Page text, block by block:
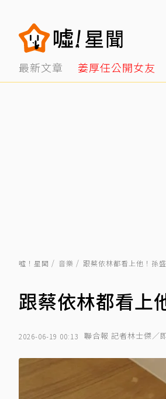
最新文章 姜厚任公開女友
噓！星聞 音樂 跟蔡依林都看上他！孫
跟蔡依林都看上
2026-06-19 00:13 聯合報 記者林士傑／